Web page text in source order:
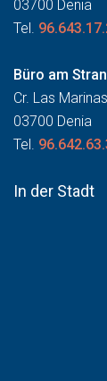
03700 Denia
Tel.
Büro am
Cr. Las
03700 Denia
Tel.
In der Stadt